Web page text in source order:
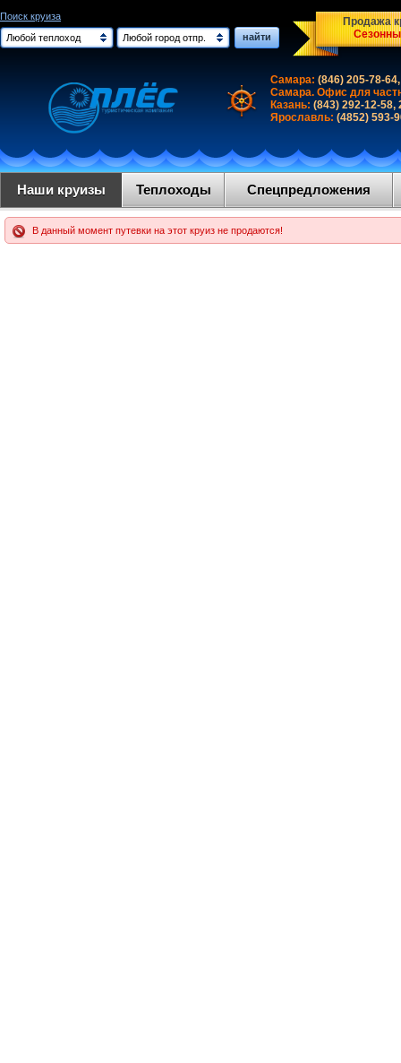
Поиск круиза
Любой теплоход
Любой город отпр. найти
Продажа
Самара: (846) 205-78-
Самара. Офис для
Казань: (843) 292-12-58,
Ярославль: (4852) 593-
Наши круизы Теплоходы Спецпредложения
В данный момент путевки на этот круиз не продаются!